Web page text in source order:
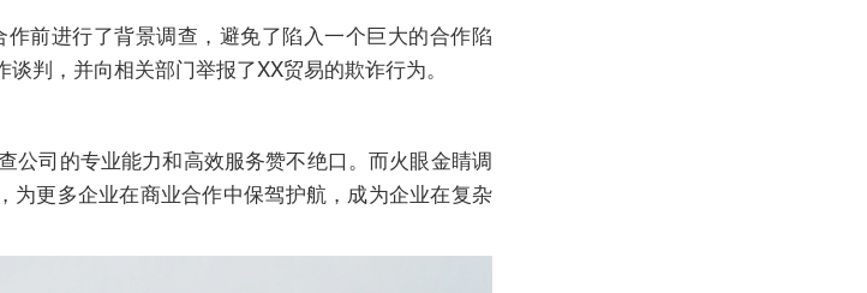
前进行了背景调查，避免了陷入一个巨大的合作陷
判，并向相关部门举报了XX贸易的欺诈行为。
公司的专业能力和高效服务赞不绝口。而火眼金睛调
更多企业在商业合作中保驾护航，成为企业在复杂